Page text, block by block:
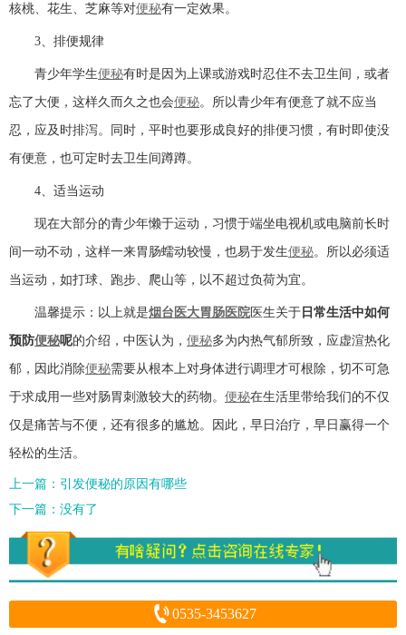
核桃、花生、芝麻等对便秘有一定效果。
3、排便规律
青少年学生便秘有时是因为上课或游戏时忍住不去卫生间，或者
忘了大便，这样久而久之也会便秘。所以青少年有便意了就不应当
忍，应及时排泻。同时，平时也要形成良好的排便习惯，有时即使没
有便意，也可定时去卫生间蹲蹲。
4、适当运动
现在大部分的青少年懒于运动，习惯于端坐电视机或电脑前长时
间一动不动，这样一来胃肠蠕动较慢，也易于发生便秘。所以必须适
当运动，如打球、跑步、爬山等，以不超过负荷为宜。
温馨提示：以上就是烟台医大胃肠医院医生关于 日常生活中如何
预防便秘呢的介绍，中医认为， 便秘多为内热气郁所致，应虚渲热化
郁，因此消除便秘需要从根本上对身体进行调理才可根除，切不可急
于求成用一些对肠胃刺激较大的药物。 便秘在生活里带给我们的不仅
仅是痛苦与不便，还有很多的尴尬。因此，早日治疗，早日赢得一个
轻松的生活。
上一篇： 引发便秘的原因有哪些
下一篇：没有了
0535-3453627